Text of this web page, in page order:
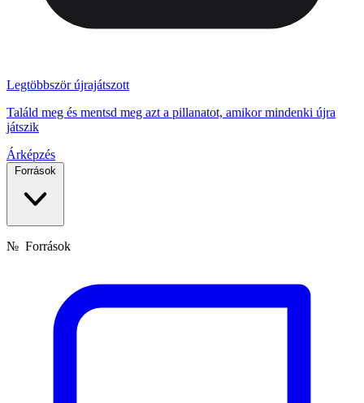
Legtöbbször újrajátszott
Találd meg és mentsd meg azt a pillanatot, amikor mindenki újra
játszik
Árképzés
Források
№ Források